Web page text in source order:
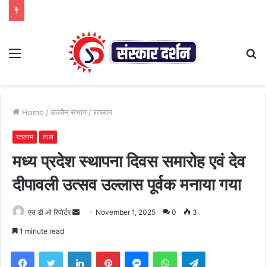
Menu
Home / उज्जैन संभाग / रतलाम
रतलाम ताल
मध्य प्रदेश स्थापना दिवस समारोह एवं देव
दीपावली उत्सव उल्लास पूर्वक मनाया गया
एस डी ओ रिपोर्टर
Send November 1, 2025 0 3
1 minute read
FacebookTwitter LinkedInPinterestMessengerWhatsAppTelegram